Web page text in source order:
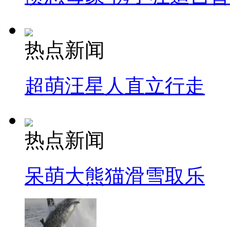
热点新闻
超萌汪星人直立行走
热点新闻
呆萌大熊猫滑雪取乐